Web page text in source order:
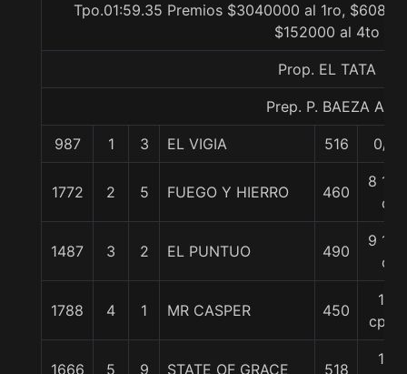
Tpo.01:59.35 Premios $3040000 al 1ro,
$152000 al 4to
Prop. EL TATA
Prep. P. BAEZA A.
987 1 3 EL VIGIA 516 0/0
1772 2 5 FUEGO Y HIERRO 460
8 1/4
c
1487 3 2 EL PUNTUO 490
9 1/2
c
1788 4 1 MR CASPER 450
12
cpos
1666 5 9 STATE OF GRACE 518
12